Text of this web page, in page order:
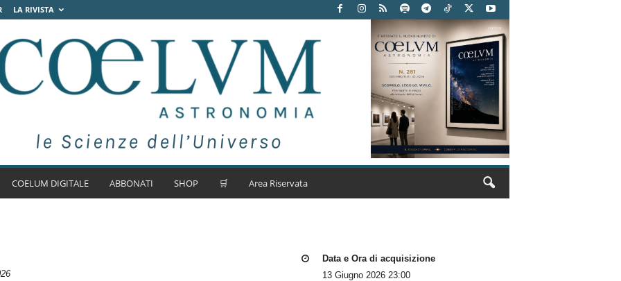
LA RIVISTA
COELUM DIGITALE ABBONATI SHOP 🛒 Area Riservata
Data e Ora di acquisizione
13 Giugno 2026 23:00